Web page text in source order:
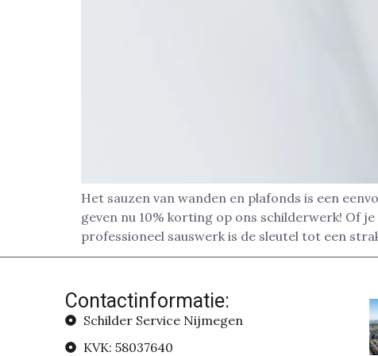
Het sauzen van wanden en plafonds is een
geven nu 10% korting op ons schilderwerk! Of
professioneel sauswerk is de sleutel tot een
Contactinformatie:
Schilder Service Nijmegen
KVK: 58037640